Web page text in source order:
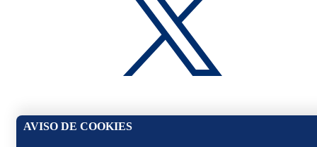
AVISO DE COOKIES